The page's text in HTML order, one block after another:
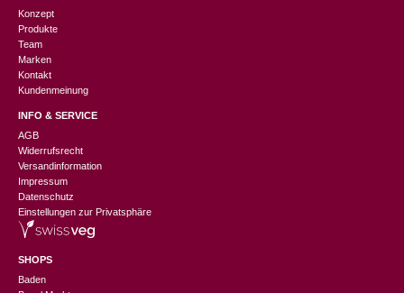
Konzept
Produkte
Team
Marken
Kontakt
Kundenmeinung
INFO & SERVICE
AGB
Widerrufsrecht
Versandinformation
Impressum
Datenschutz
Einstellungen zur Privatsphäre
SHOPS
Baden